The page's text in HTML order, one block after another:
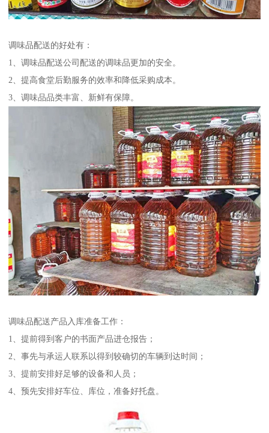
调味品配送的好处有：
1、调味品配送公司配送的调味品更加的安全。
2、提高食堂后勤服务的效率和降低采购成本。
3、调味品品类丰富、新鲜有保障。
调味品配送产品入库准备工作：
1、提前得到客户的书面产品进仓报告；
2、事先与承运人联系以得到较确切的车辆到达时间；
3、提前安排好足够的设备和人员；
4、预先安排好车位、库位，准备好托盘。